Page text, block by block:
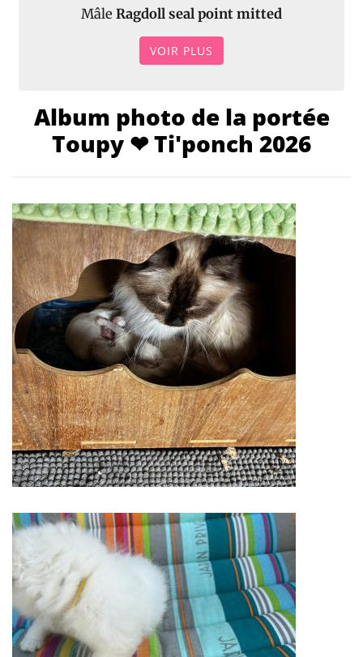
Mâle Ragdoll seal point mitted
VOIR PLUS
Album photo de la portée
Toupy ❤ Ti'ponch 2026